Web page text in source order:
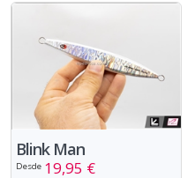
Blink Man
Desde 19,95 €